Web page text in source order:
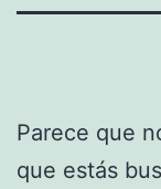
Parece que
que estás